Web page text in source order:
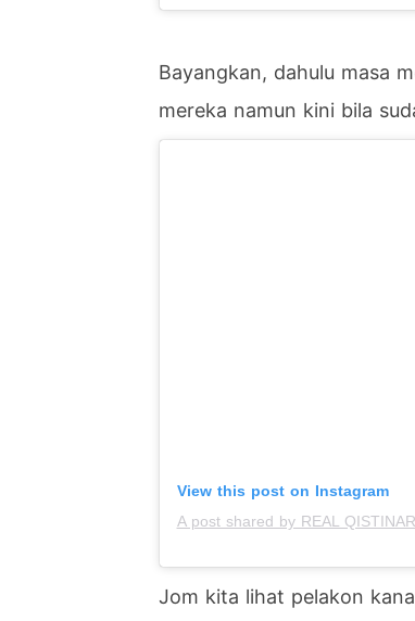
Bayangkan, dahulu masa
mereka namun kini bila
View this post on Instagram
A post shared by REAL
Jom kita lihat pelakon